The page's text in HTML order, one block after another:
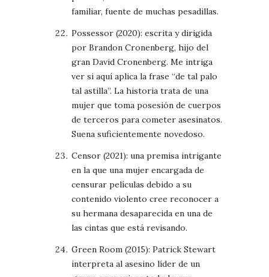
familiar, fuente de muchas pesadillas.
Possessor (2020): escrita y dirigida
por Brandon Cronenberg, hijo del
gran David Cronenberg. Me intriga
ver si aquí aplica la frase “de tal palo
tal astilla”. La historia trata de una
mujer que toma posesión de cuerpos
de terceros para cometer asesinatos.
Suena suficientemente novedoso.
Censor (2021): una premisa intrigante
en la que una mujer encargada de
censurar películas debido a su
contenido violento cree reconocer a
su hermana desaparecida en una de
las cintas que está revisando.
Green Room (2015): Patrick Stewart
interpreta al asesino líder de un